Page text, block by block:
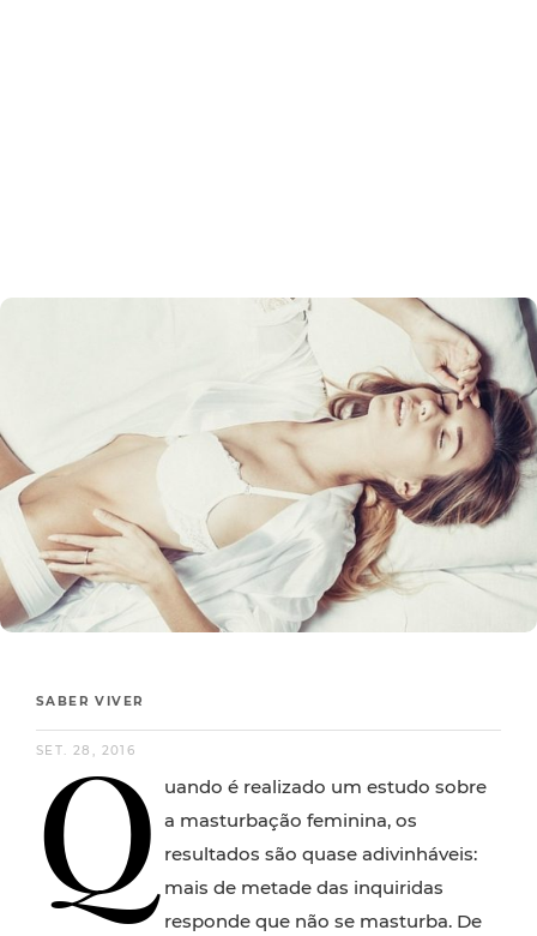
SABER VIVER
SET. 28, 2016
Q
uando é realizado um estudo sobre
a masturbação feminina, os
resultados são quase adivinháveis:
mais de metade das inquiridas
responde que não se masturba. De